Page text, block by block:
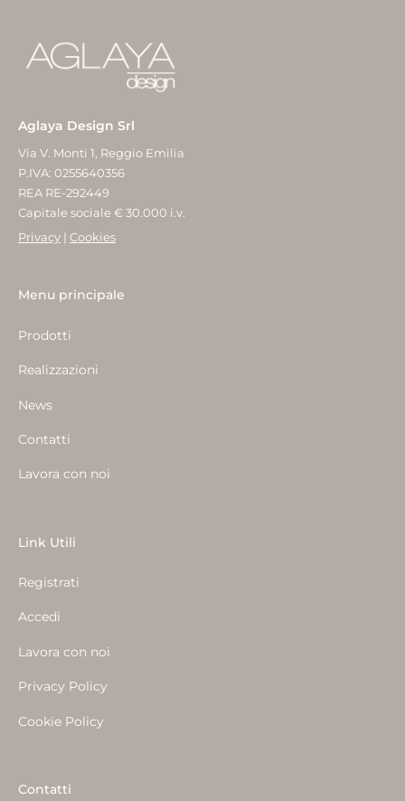
Aglaya Design Srl
Via V. Monti 1, Reggio Emilia
P.IVA: 0255640356
REA RE-292449
Capitale sociale € 30.000 i.v.
Privacy | Cookies
Menu principale
Prodotti
Realizzazioni
News
Contatti
Lavora con noi
Link Utili
Registrati
Accedi
Lavora con noi
Privacy Policy
Cookie Policy
Contatti